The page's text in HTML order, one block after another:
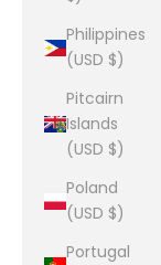
Philippines
(USD $)
Pitcairn
Islands
(USD $)
Poland
(USD $)
Portugal